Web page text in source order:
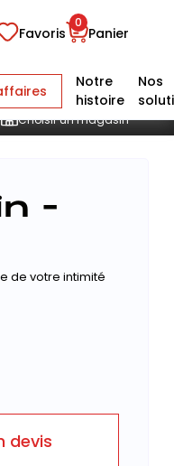
Choisir un magasin
Favoris
0
Panier
Notre
histoire
Nos
-
de votre intimité
devis